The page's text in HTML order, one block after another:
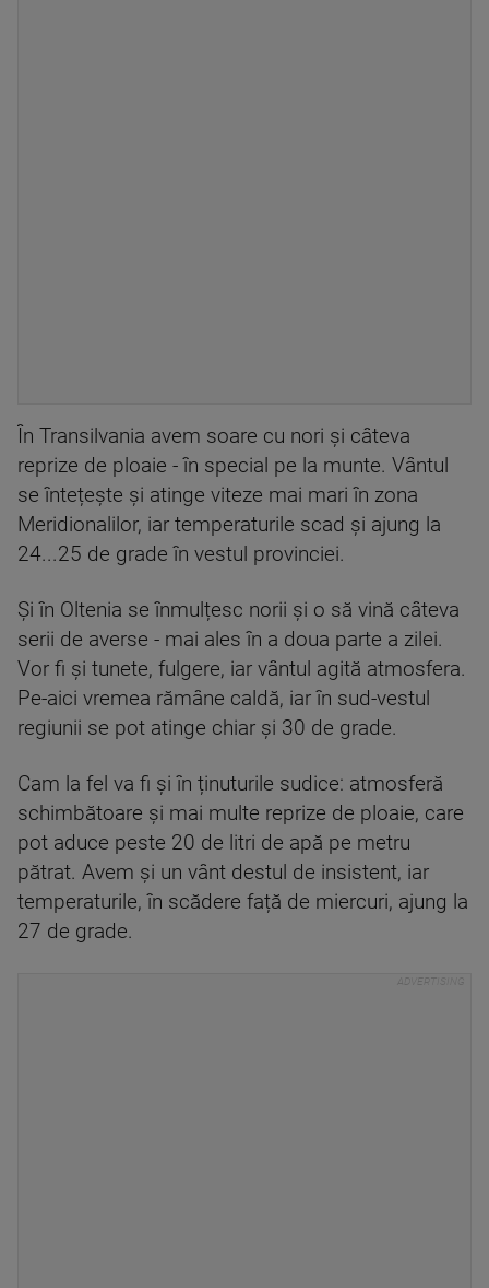
În Transilvania avem soare cu nori și câteva
reprize de ploaie - în special pe la munte. Vântul
se întețește și atinge viteze mai mari în zona
Meridionalilor, iar temperaturile scad și ajung la
24...25 de grade în vestul provinciei.
Și în Oltenia se înmulțesc norii și o să vină câteva
serii de averse - mai ales în a doua parte a zilei.
Vor fi și tunete, fulgere, iar vântul agită atmosfera.
Pe-aici vremea rămâne caldă, iar în sud-vestul
regiunii se pot atinge chiar și 30 de grade.
Cam la fel va fi și în ținuturile sudice: atmosferă
schimbătoare și mai multe reprize de ploaie, care
pot aduce peste 20 de litri de apă pe metru
pătrat. Avem și un vânt destul de insistent, iar
temperaturile, în scădere față de miercuri, ajung la
27 de grade.